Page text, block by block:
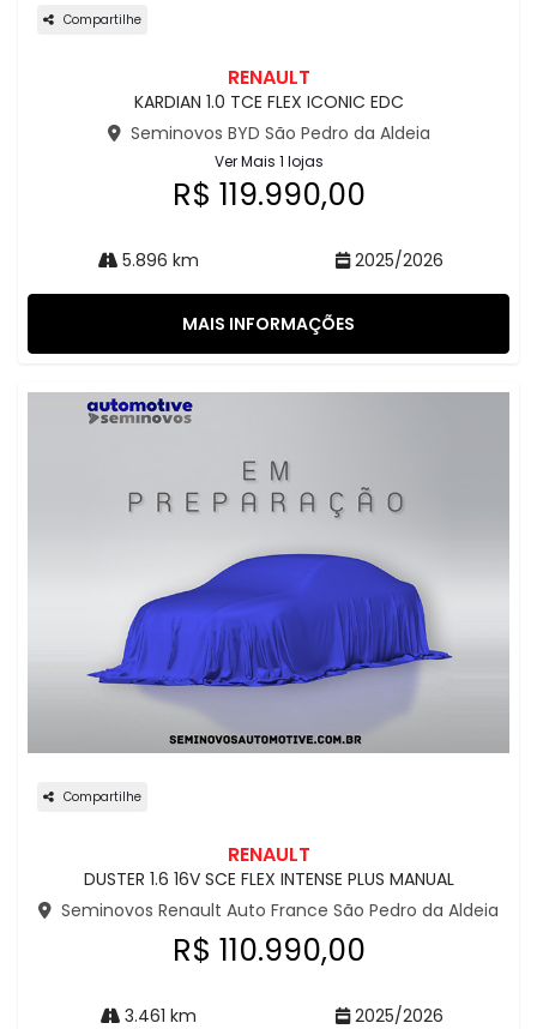
Compartilhe
RENAULT
KARDIAN 1.0 TCE FLEX ICONIC EDC
Seminovos BYD São Pedro da Aldeia
Ver Mais 1 lojas
R$ 119.990,00
5.896 km 2025/2026
MAIS INFORMAÇÕES
Compartilhe
RENAULT
DUSTER 1.6 16V SCE FLEX INTENSE PLUS MANUAL
Seminovos Renault Auto France São Pedro da Aldeia
R$ 110.990,00
3.461 km 2025/2026